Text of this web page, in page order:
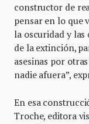
constructor de
pensar en lo que
la oscuridad y las
de la extinción,
asesinas por
nadie afuera”,
En esa
Troche, editora